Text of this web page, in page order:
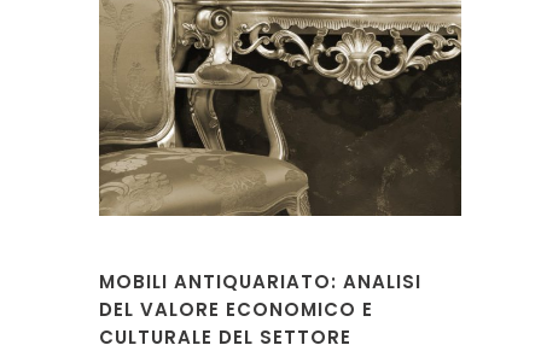
MOBILI ANTIQUARIATO: ANALISI
DEL VALORE ECONOMICO E
CULTURALE DEL SETTORE